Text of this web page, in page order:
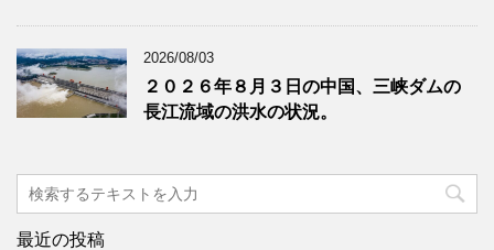
2026/08/03
２０２６年８月３日の中国、三峡ダムの
長江流域の洪水の状況。
最近の投稿